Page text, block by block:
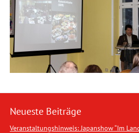
Neueste Beiträge
Veranstaltungshinweis: Japanshow “Im